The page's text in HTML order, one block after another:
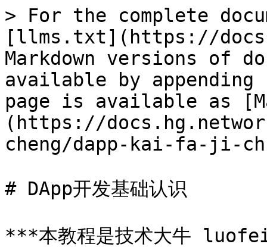
> For the complete
[llms.txt](https://
Markdown versions of
available by
page is available as
(https://
cheng/dapp-kai-fa-ji-
# DApp开发基础认识
***本教程是技术大牛